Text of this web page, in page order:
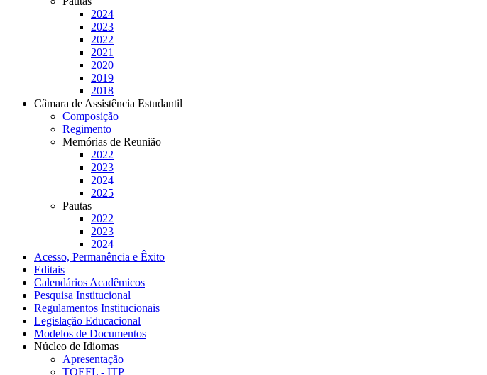
2024
2023
2022
2021
2020
2019
2018
Câmara de Assistência Estudantil
Composição
Regimento
Memórias de Reunião
2022
2023
2024
2025
Pautas
2022
2023
2024
Acesso, Permanência e Êxito
Editais
Calendários Acadêmicos
Pesquisa Institucional
Regulamentos Institucionais
Legislação Educacional
Modelos de Documentos
Núcleo de Idiomas
Apresentação
TOEFL - ITP